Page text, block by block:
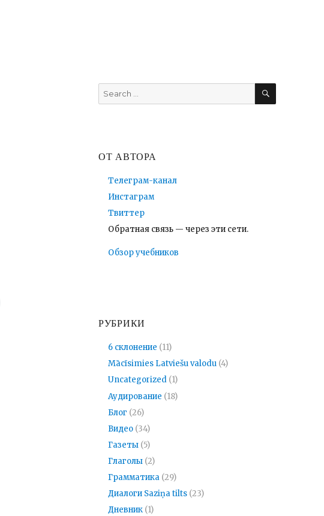
Search
for:
SEARCH
ОТ АВТОРА
Телеграм-канал
Инстаграм
Твиттер
Обратная связь — через эти сети.
Обзор учебников
РУБРИКИ
6 склонение (11)
Mācīsimies Latviešu valodu (4)
Uncategorized (1)
Аудирование (18)
Блог (26)
Видео (34)
Газеты (5)
Глаголы (2)
Грамматика (29)
Диалоги Saziņa tilts (23)
Дневник (1)